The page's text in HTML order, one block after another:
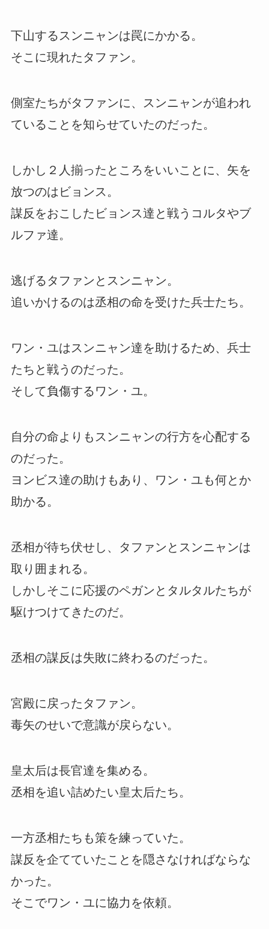
下山するスンニャンは罠にかかる。
そこに現れたタファン。
側室たちがタファンに、スンニャンが追われ
ていることを知らせていたのだった。
しかし２人揃ったところをいいことに、矢を
放つのはビョンス。
謀反をおこしたビョンス達と戦うコルタやブ
ルファ達。
逃げるタファンとスンニャン。
追いかけるのは丞相の命を受けた兵士たち。
ワン・ユはスンニャン達を助けるため、兵士
たちと戦うのだった。
そして負傷するワン・ユ。
自分の命よりもスンニャンの行方を心配する
のだった。
ヨンビス達の助けもあり、ワン・ユも何とか
助かる。
丞相が待ち伏せし、タファンとスンニャンは
取り囲まれる。
しかしそこに応援のペガンとタルタルたちが
駆けつけてきたのだ。
丞相の謀反は失敗に終わるのだった。
宮殿に戻ったタファン。
毒矢のせいで意識が戻らない。
皇太后は長官達を集める。
丞相を追い詰めたい皇太后たち。
一方丞相たちも策を練っていた。
謀反を企てていたことを隠さなければならな
かった。
そこでワン・ユに協力を依頼。